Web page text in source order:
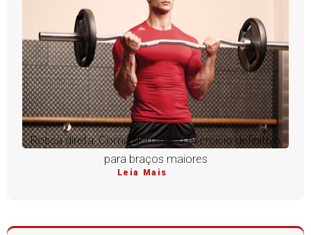
Rosca direta: Como dominar o exercício definitivo
para braços maiores
Leia Mais